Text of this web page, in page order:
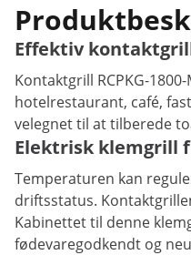
Effektiv
Kontaktgrill RCPKG-
hotelrestaurant, café,
velegnet til at tilberede
Elektrisk klemgrill
Temperaturen kan
driftsstatus.
Kabinettet til denne
fødevaregodkendt og